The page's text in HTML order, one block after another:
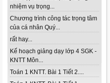
nhiệm vụ trọng...
Chương trình công tác trọng tâm
của cá nhân Quý...
rất hay...
Kế hoạch giảng dạy lớp 4 SGK -
KNTT Môn...
Toán 1 KNTT. Bài 1 Tiết 2....